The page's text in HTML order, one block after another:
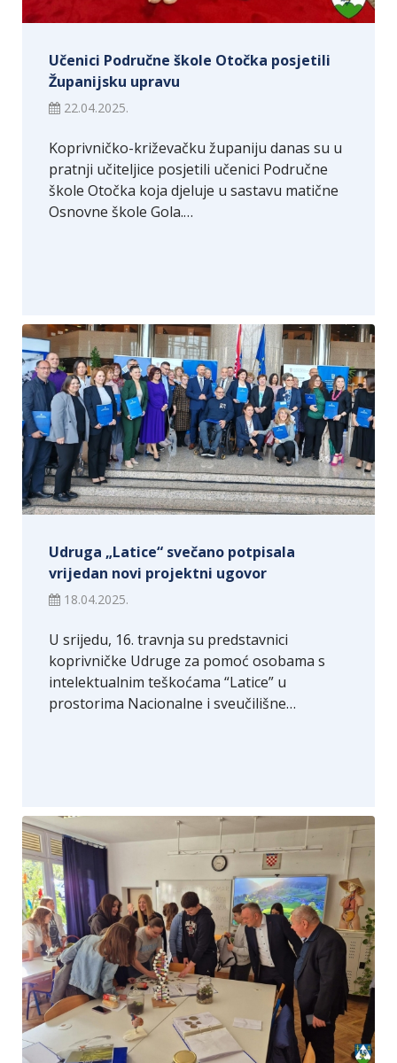
Učenici Područne škole Otočka posjetili
Županijsku upravu
22.04.2025.
Koprivničko-križevačku županiju danas su u
pratnji učiteljice posjetili učenici Područne
škole Otočka koja djeluje u sastavu matične
Osnovne škole Gola.…
Udruga „Latice“ svečano potpisala
vrijedan novi projektni ugovor
18.04.2025.
U srijedu, 16. travnja su predstavnici
koprivničke Udruge za pomoć osobama s
intelektualnim teškoćama “Latice” u
prostorima Nacionalne i sveučilišne…